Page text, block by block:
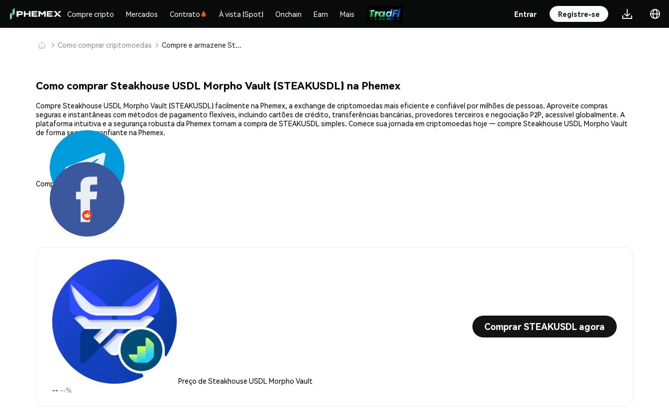
Compre cripto Mercados Contrato À vista (Spot) Onchain Earn Mais Entrar Registre-se
Como comprar criptomoedas Compre e armazene Steakhouse USDL Morpho Vault (STEAKUSDL) com segurança
Como comprar Steakhouse USDL Morpho Vault (STEAKUSDL) na Phemex
Compre Steakhouse USDL Morpho Vault (STEAKUSDL) facilmente na Phemex, a exchange de criptomoedas mais eficiente e confiável por milhões de pessoas. Aproveite compras
seguras e instantâneas com métodos de pagamento flexíveis, incluindo cartões de crédito, transferências bancárias, provedores terceiros e negociação P2P, acessível globalmente. A
plataforma intuitiva e a segurança robusta da Phemex tornam a compra de STEAKUSDL simples. Comece sua jornada em criptomoedas hoje — compre Steakhouse USDL Morpho Vault
de forma segura e confiante na Phemex.
Compartilhar:
Preço de Steakhouse USDL Morpho Vault
-- --%
Comprar STEAKUSDL agora